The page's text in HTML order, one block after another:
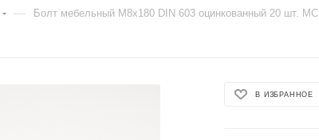
— Болт мебельный M8x180 DIN 603 оцинкованный 20 шт. МС
В ИЗБРАННОЕ